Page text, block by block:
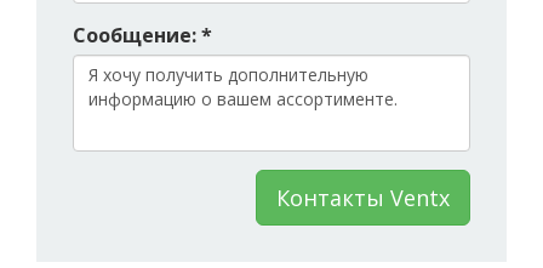
Сообщение: *
Контакты Ventx